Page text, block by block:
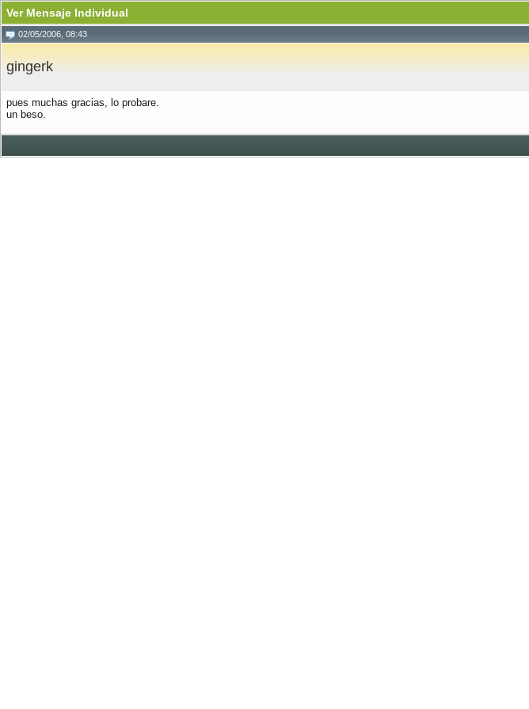
Ver Mensaje Individual
02/05/2006, 08:43
gingerk
pues muchas gracias, lo probare.
un beso.